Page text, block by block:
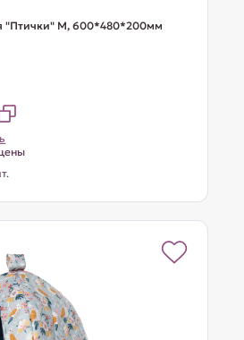
"Птички" М, 600*480*200мм